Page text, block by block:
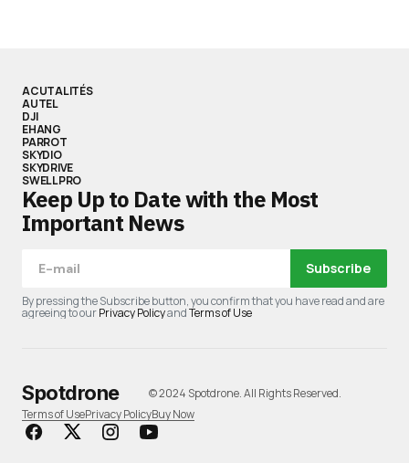
ACUTALITÉS
AUTEL
DJI
EHANG
PARROT
SKYDIO
SKYDRIVE
SWELLPRO
Keep Up to Date with the Most
Important News
Subscribe
By pressing the Subscribe button, you confirm that you have read and are
agreeing to ourPrivacy PolicyandTerms of Use
Spotdrone
© 2024 Spotdrone. All Rights Reserved.
Terms of UsePrivacy PolicyBuy Now